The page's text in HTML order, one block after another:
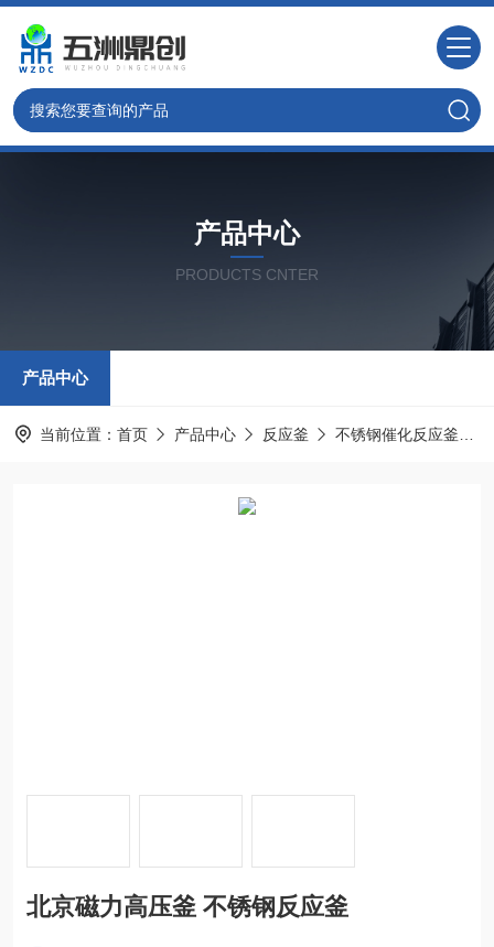
产品中心
PRODUCTS CNTER
产品中心
当前位置： 首页 产品中心 反应釜 不锈钢催化反应釜
北京磁力高压釜 不锈钢反应釜